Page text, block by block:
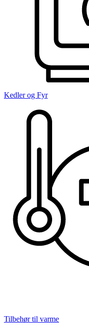
Kedler og Fyr
Tilbehør til varme